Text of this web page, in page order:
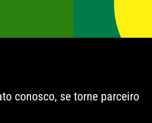
conosco, se torne parceiro